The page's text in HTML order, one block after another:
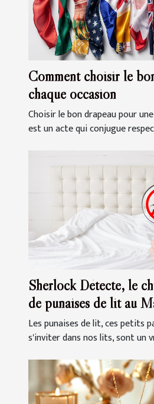
Comment choisir le
chaque occasion
Choisir le bon drapeau pour
est un acte qui conjugue
Sherlock Détecte, le
de punaises de lit au
Les punaises de lit, ces petits
s'inviter dans nos lits, sont un